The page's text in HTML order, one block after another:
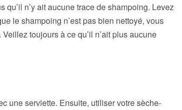
n’y ait aucune trace de shampoing. Levez
le shampoing n’est pas bien nettoyé, vous
toujours à ce qu’il n’ait plus aucune
une serviette. Ensuite, utiliser votre sèche-